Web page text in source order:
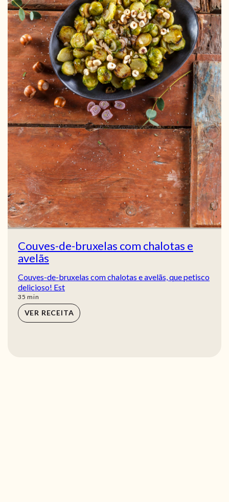
Couves-de-bruxelas com chalotas e
avelãs
Couves-de-bruxelas com chalotas e avelãs, que petisco
delicioso! Est
35 min
min
VER RECEITA